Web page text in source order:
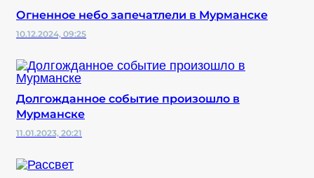
Огненное небо запечатлели в Мурманске
10.12.2024, 09:25
Долгожданное событие произошло в
Мурманске
11.01.2023, 20:21